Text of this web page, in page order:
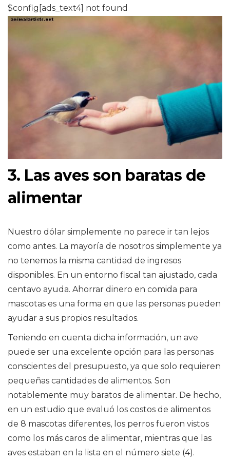
$config[ads_text4] not found
3. Las aves son baratas de
alimentar
Nuestro dólar simplemente no parece ir tan lejos
como antes. La mayoría de nosotros simplemente ya
no tenemos la misma cantidad de ingresos
disponibles. En un entorno fiscal tan ajustado, cada
centavo ayuda. Ahorrar dinero en comida para
mascotas es una forma en que las personas pueden
ayudar a sus propios resultados.
Teniendo en cuenta dicha información, un ave
puede ser una excelente opción para las personas
conscientes del presupuesto, ya que solo requieren
pequeñas cantidades de alimentos. Son
notablemente muy baratos de alimentar. De hecho,
en un estudio que evaluó los costos de alimentos
de 8 mascotas diferentes, los perros fueron vistos
como los más caros de alimentar, mientras que las
aves estaban en la lista en el número siete (4).